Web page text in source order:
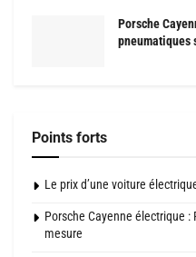
Porsche
pneumatiques
Points forts
Le prix d’une voiture
Porsche Cayenne électrique
mesure